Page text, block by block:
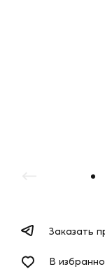
Заказать
В